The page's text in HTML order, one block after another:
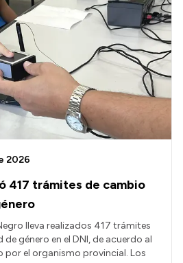
417 trámites de cambio
2026
lleva realizados 417 trámites
género en el DNI, de acuerdo al
por el organismo provincial. Los